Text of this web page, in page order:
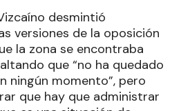
desmintió
versiones de la oposición
la zona se encontraba
que “no ha quedado
ningún momento”, pero
que hay que administrar